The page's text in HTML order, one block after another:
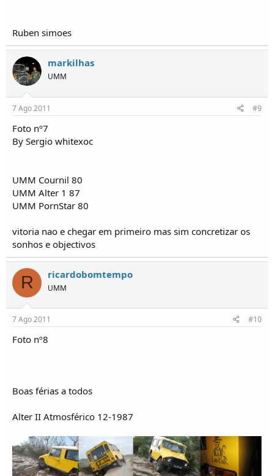
Ruben simoes
markilhas
UMM
7 Ago 2011 #9
Foto nº7
By Sergio whitexoc
UMM Cournil 80
UMM Alter 1 87
UMM PornStar 80
vitoria nao e chegar em primeiro mas sim concretizar os
sonhos e objectivos
R ricardobomtempo
UMM
7 Ago 2011 #10
Foto nº8
Boas férias a todos
Alter II Atmosférico 12-1987